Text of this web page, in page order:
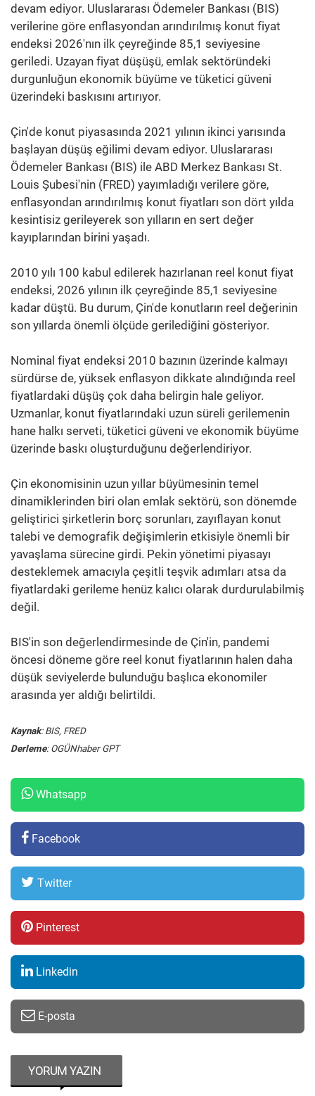
devam ediyor. Uluslararası Ödemeler Bankası (BIS)
verilerine göre enflasyondan arındırılmış konut fiyat
endeksi 2026'nın ilk çeyreğinde 85,1 seviyesine
geriledi. Uzayan fiyat düşüşü, emlak sektöründeki
durgunluğun ekonomik büyüme ve tüketici güveni
üzerindeki baskısını artırıyor.
Çin'de konut piyasasında 2021 yılının ikinci yarısında
başlayan düşüş eğilimi devam ediyor. Uluslararası
Ödemeler Bankası (BIS) ile ABD Merkez Bankası St.
Louis Şubesi'nin (FRED) yayımladığı verilere göre,
enflasyondan arındırılmış konut fiyatları son dört yılda
kesintisiz gerileyerek son yılların en sert değer
kayıplarından birini yaşadı.
2010 yılı 100 kabul edilerek hazırlanan reel konut fiyat
endeksi, 2026 yılının ilk çeyreğinde 85,1 seviyesine
kadar düştü. Bu durum, Çin'de konutların reel değerinin
son yıllarda önemli ölçüde gerilediğini gösteriyor.
Nominal fiyat endeksi 2010 bazının üzerinde kalmayı
sürdürse de, yüksek enflasyon dikkate alındığında reel
fiyatlardaki düşüş çok daha belirgin hale geliyor.
Uzmanlar, konut fiyatlarındaki uzun süreli gerilemenin
hane halkı serveti, tüketici güveni ve ekonomik büyüme
üzerinde baskı oluşturduğunu değerlendiriyor.
Çin ekonomisinin uzun yıllar büyümesinin temel
dinamiklerinden biri olan emlak sektörü, son dönemde
geliştirici şirketlerin borç sorunları, zayıflayan konut
talebi ve demografik değişimlerin etkisiyle önemli bir
yavaşlama sürecine girdi. Pekin yönetimi piyasayı
desteklemek amacıyla çeşitli teşvik adımları atsa da
fiyatlardaki gerileme henüz kalıcı olarak durdurulabilmiş
değil.
BIS'in son değerlendirmesinde de Çin'in, pandemi
öncesi döneme göre reel konut fiyatlarının halen daha
düşük seviyelerde bulunduğu başlıca ekonomiler
arasında yer aldığı belirtildi.
Kaynak: BIS, FRED
Derleme: OGÜNhaber GPT
Whatsapp
Facebook
Twitter
Pinterest
Linkedin
E-posta
YORUM YAZIN